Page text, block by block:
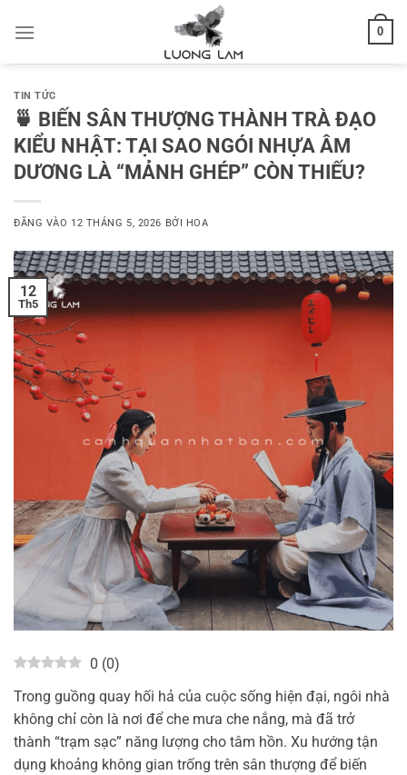
qua
0
TIN TỨC
🍵 BIẾN SÂN THƯỢNG THÀNH TRÀ ĐẠO
KIỂU NHẬT: TẠI SAO NGÓI NHỰA ÂM
DƯƠNG LÀ “MẢNH GHÉP” CÒN THIẾU?
ĐĂNG VÀO 12 THÁNG 5, 2026 BỞI HOA
12
Th5
0 (0)
Trong guồng quay hối hả của cuộc sống hiện đại, ngôi nhà
không chỉ còn là nơi để che mưa che nắng, mà đã trở
thành “trạm sạc” năng lượng cho tâm hồn. Xu hướng tận
dụng khoảng không gian trống trên sân thượng để biến